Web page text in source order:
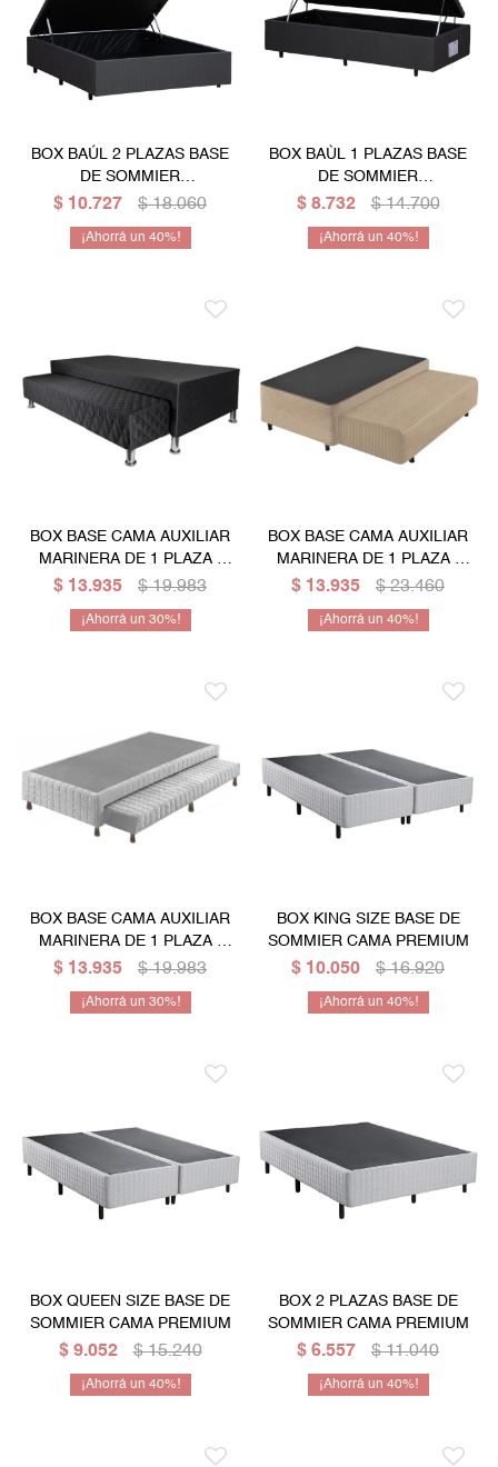
BOX BAÚL 2 PLAZAS BASE
DE SOMMIER
GUARDARROPA CAMA -
$ 10.727 $ 18.060
40
BOX BAÙL 1 PLAZAS BASE
DE SOMMIER
GUARDARROPA CAMA
GRIS
$ 8.732 $ 14.700
40
BOX BASE CAMA AUXILIAR
MARINERA DE 1 PLAZA -
NEGRO
$ 13.935 $ 19.983
30
BOX BASE CAMA AUXILIAR
MARINERA DE 1 PLAZA -
BEIGE
$ 13.935 $ 23.460
40
BOX BASE CAMA AUXILIAR
MARINERA DE 1 PLAZA -
GRIS
$ 13.935 $ 19.983
30
BOX KING SIZE BASE DE
SOMMIER CAMA PREMIUM
$ 10.050 $ 16.920
40
BOX QUEEN SIZE BASE DE
SOMMIER CAMA PREMIUM
$ 9.052 $ 15.240
40
BOX 2 PLAZAS BASE DE
SOMMIER CAMA PREMIUM
$ 6.557 $ 11.040
40